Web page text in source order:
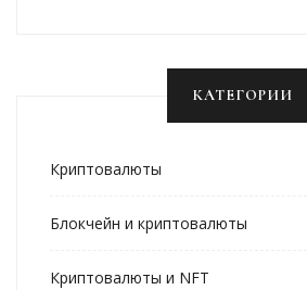
КАТЕГОРИИ
Криптовалюты
Блокчейн и криптовалюты
Криптовалюты и NFT